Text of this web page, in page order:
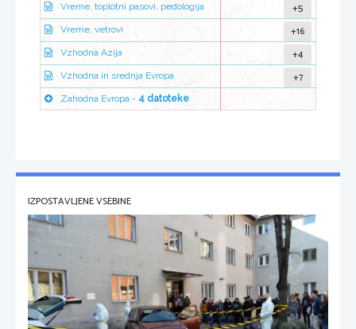
Vreme, toplotni pasovi, pedologija +5
Vreme, vetrovi +16
Vzhodna Azija +4
Vzhodna in srednja Evropa +7
Zahodna Evropa - 4 datoteke
IZPOSTAVLJENE VSEBINE